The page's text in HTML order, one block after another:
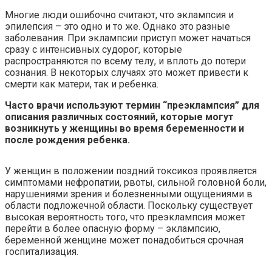
Многие люди ошибочно считают, что эклампсия и
эпилепсия – это одно и то же. Однако это разные
заболевания. При эклампсии приступ может начаться
сразу с интенсивных судорог, которые
распространяются по всему телу, и вплоть до потери
сознания. В некоторых случаях это может привести к
смерти как матери, так и ребенка.
Часто врачи используют термин “преэклампсия” для
описания различных состояний, которые могут
возникнуть у женщины во время беременности и
после рождения ребенка.
У женщин в положении поздний токсикоз проявляется
симптомами нефропатии, рвоты, сильной головной боли,
нарушениями зрения и болезненными ощущениями в
области подложечной области. Поскольку существует
высокая вероятность того, что преэклампсия может
перейти в более опасную форму – эклампсию,
беременной женщине может понадобиться срочная
госпитализация.